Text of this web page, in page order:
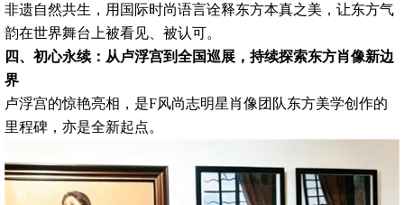
非遗自然共生，用国际时尚语言诠释东方本真之美，让东方气
韵在世界舞台上被看见、被认可。
四、初心永续：从卢浮宫到全国巡展，持续探索东方肖像新边
界
卢浮宫的惊艳亮相，是F风尚志明星肖像团队东方美学创作的
里程碑，亦是全新起点。